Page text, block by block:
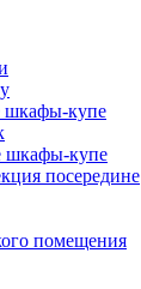
шкафы-купе
шкафы-купе
посередине
помещения